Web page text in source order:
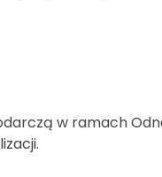
w ramach